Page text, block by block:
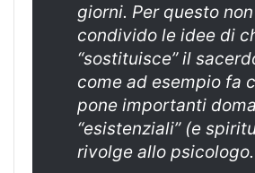
giorni. Per questo non
condivido le idee di
“sostituisce” il
come ad esempio fa
pone importanti
“esistenziali” (e
rivolge allo psicologo.